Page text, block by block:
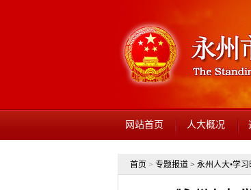
网站首页 人大概况
首页 > 专题报道 > 永州人大•学